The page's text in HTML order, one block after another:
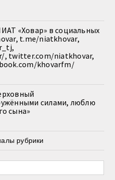
«Ховар» в социальных
t.me/niatkhovar,
, twitter.com/niatkhovar,
khovarfm/
силами, люблю
сына»
рубрики